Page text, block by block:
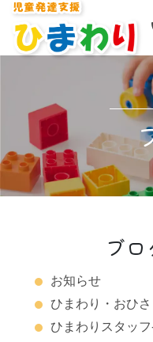
ブロ
お知らせ
ひまわり・おひ
ひまわりスタッ